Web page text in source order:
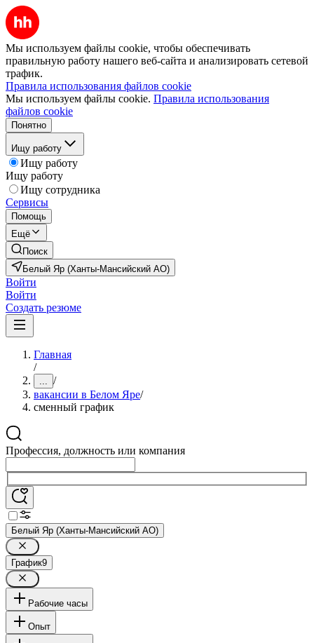
Мы используем файлы cookie, чтобы обеспечивать
правильную работу нашего веб-сайта и анализировать сетевой
трафик.
Правила использования файлов cookie
Мы используем файлы cookie. Правила использования
файлов cookie
Понятно
Ищу работу
Ищу работу
Ищу работу
Ищу сотрудника
Сервисы
Помощь
Ещё
Поиск
Белый Яр (Ханты-Мансийский АО)
Войти
Войти
Создать резюме
Главная
/
... /
вакансии в Белом Яре/
сменный график
Профессия, должность или компания
Белый Яр (Ханты-Мансийский АО)
График9
Рабочие часы
Опыт